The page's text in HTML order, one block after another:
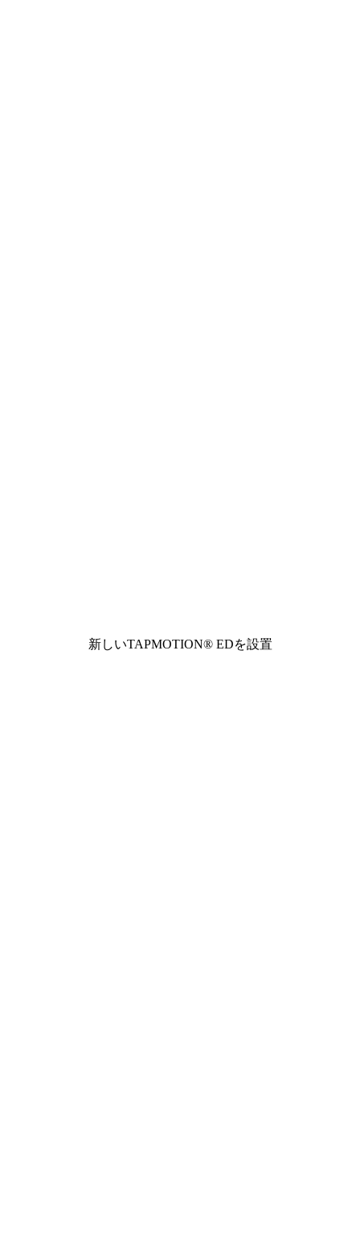
新しいTAPMOTION® EDを設置